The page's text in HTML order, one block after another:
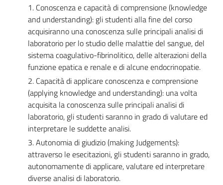
1. Conoscenza e capacità di comprensione (knowledge
and understanding): gli studenti alla fine del corso
acquisiranno una conoscenza sulle principali analisi di
laboratorio per lo studio delle malattie del sangue, del
sistema coagulativo-fibrinolitico, delle alterazioni della
funzione epatica e renale e di alcune endocrinopatie.
2. Capacità di applicare conoscenza e comprensione
(applying knowledge and understanding): una volta
acquisita la conoscenza sulle principali analisi di
laboratorio, gli studenti saranno in grado di valutare ed
interpretare le suddette analisi.
3. Autonomia di giudizio (making Judgements):
attraverso le esecitazioni, gli studenti saranno in grado,
autonomamente di applicare, valutare ed interpretare
diverse analisi di laboratorio.